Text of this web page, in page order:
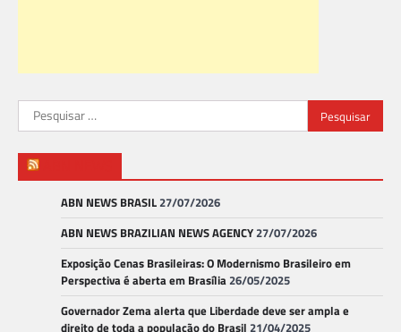
Pesquisar
por:
ABN NEWS BRASIL27/07/2026
ABN NEWS BRAZILIAN NEWS AGENCY27/07/2026
Exposição Cenas Brasileiras: O Modernismo Brasileiro em
Perspectiva é aberta em Brasília26/05/2025
Governador Zema alerta que Liberdade deve ser ampla e
direito de toda a população do Brasil 21/04/2025